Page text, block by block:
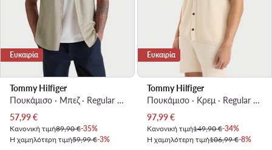
Ευκαιρία
Tommy Hilfiger
Πουκάμισο · Μπεζ · Regular Fit
Τρέχουσα τιμή
57,99€
Κανονική τιμή89,90 €-35%
Η χαμηλότερη τιμή59,99 €-3%
Ευκαιρία
Tommy Hilfiger
Πουκάμισο · Κρεμ · Regular Fit
Τρέχουσα τιμή
97,99€
Κανονική τιμή149,90 €-34%
Η χαμηλότερη τιμή106,99 €-8%